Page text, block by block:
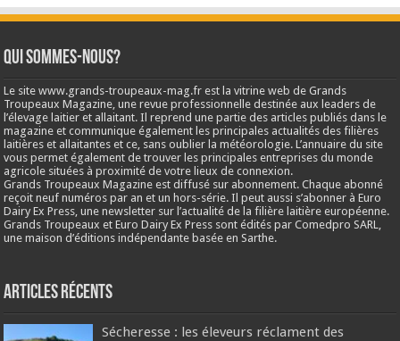
Qui sommes-nous?
Le site www.grands-troupeaux-mag.fr est la vitrine web de Grands
Troupeaux Magazine, une revue professionnelle destinée aux leaders de
l’élevage laitier et allaitant. Il reprend une partie des articles publiés dans le
magazine et communique également les principales actualités des filières
laitières et allaitantes et ce, sans oublier la météorologie. L’annuaire du site
vous permet également de trouver les principales entreprises du monde
agricole situées à proximité de votre lieux de connexion.
Grands Troupeaux Magazine est diffusé sur abonnement. Chaque abonné
reçoit neuf numéros par an et un hors-série. Il peut aussi s’abonner à Euro
Dairy Ex Press, une newsletter sur l’actualité de la filière laitière européenne.
Grands Troupeaux et Euro Dairy Ex Press sont édités par Comedpro SARL,
une maison d’éditions indépendante basée en Sarthe.
Articles récents
Sécheresse : les éleveurs réclament des